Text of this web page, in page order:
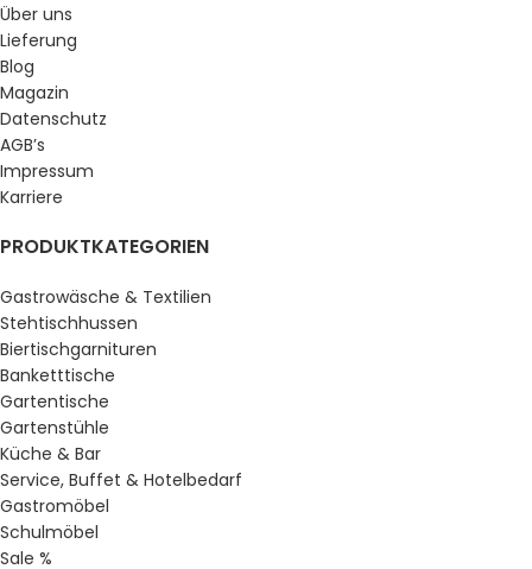
Über uns
Lieferung
Blog
Magazin
Datenschutz
AGB’s
Impressum
Karriere
PRODUKTKATEGORIEN
Gastrowäsche & Textilien
Stehtischhussen
Biertischgarnituren
Banketttische
Gartentische
Gartenstühle
Küche & Bar
Service, Buffet & Hotelbedarf
Gastromöbel
Schulmöbel
Sale %